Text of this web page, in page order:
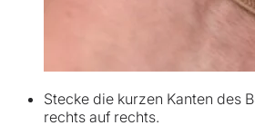
Stecke die kurzen Kanten des
rechts auf rechts.